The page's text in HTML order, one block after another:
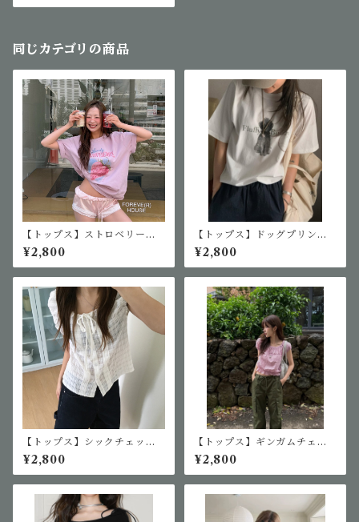
同じカテゴリの商品
【トップス】ストロベリーロ
ゴTシャツ
¥2,800
【トップス】ドッグプリントT
シャツ
¥2,800
【トップス】シックチェック
シングルボタンシャツ
¥2,800
【トップス】ギンガムチェッ
クギャザーブラウス
¥2,800